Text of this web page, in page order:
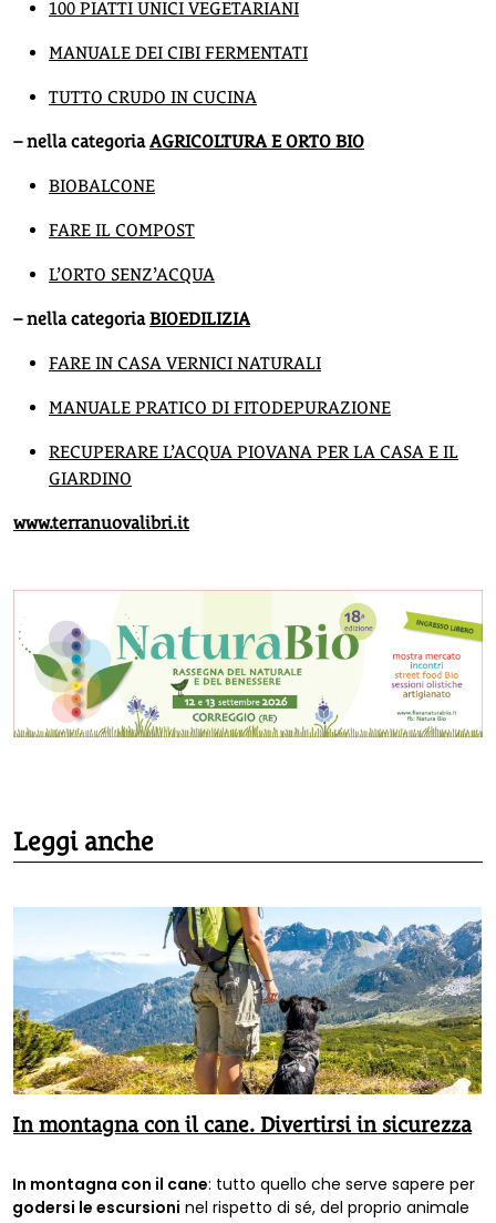
100 PIATTI UNICI VEGETARIANI
MANUALE DEI CIBI FERMENTATI
TUTTO CRUDO IN CUCINA
– nella categoriaAGRICOLTURA E ORTO BIO
BIOBALCONE
FARE IL COMPOST
L’ORTO SENZ’ACQUA
– nella categoriaBIOEDILIZIA
FARE IN CASA VERNICI NATURALI
MANUALE PRATICO DI FITODEPURAZIONE
RECUPERARE L’ACQUA PIOVANA PER LA CASA E IL
GIARDINO
www.terranuovalibri.it
Leggi anche
In montagna con il cane. Divertirsi in sicurezza
In montagna con il cane: tutto quello che serve sapere per
godersi le escursioni nel rispetto di sé, del proprio animale